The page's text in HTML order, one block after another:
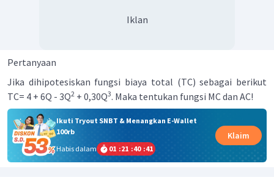
Iklan
Pertanyaan
Jika dihipotesiskan fungsi biaya total (TC) sebagai berikut
TC= 4 + 6Q - 3Q2 + 0,30Q3. Maka tentukan fungsi MC dan AC!
Ikuti Tryout SNBT & Menangkan E-Wallet
100rb
Habis dalam
01 :21 :40 :40
Klaim